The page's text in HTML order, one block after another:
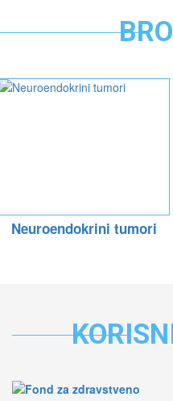
Neuroendokrini tumori